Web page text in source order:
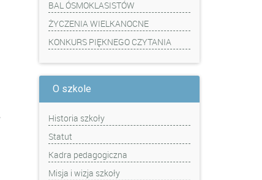
BAL ÓSMOKLASISTÓW
ŻYCZENIA WIELKANOCNE
KONKURS PIĘKNEGO CZYTANIA
O szkole
Historia szkoły
Statut
Kadra pedagogiczna
Misja i wizja szkoły